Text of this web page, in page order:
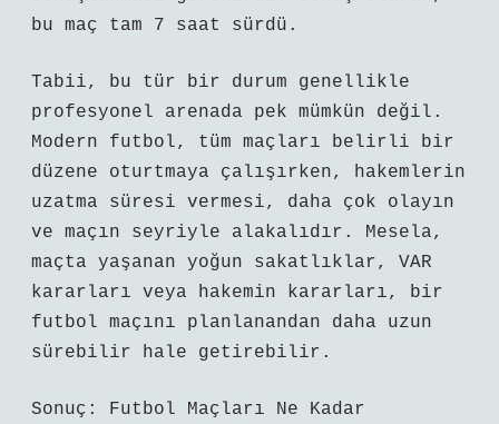
bu maç tam 7 saat sürdü.
Tabii, bu tür bir durum genellikle
profesyonel arenada pek mümkün değil.
Modern futbol, tüm maçları belirli bir
düzene oturtmaya çalışırken, hakemlerin
uzatma süresi vermesi, daha çok olayın
ve maçın seyriyle alakalıdır. Mesela,
maçta yaşanan yoğun sakatlıklar, VAR
kararları veya hakemin kararları, bir
futbol maçını planlanandan daha uzun
sürebilir hale getirebilir.
Sonuç: Futbol Maçları Ne Kadar